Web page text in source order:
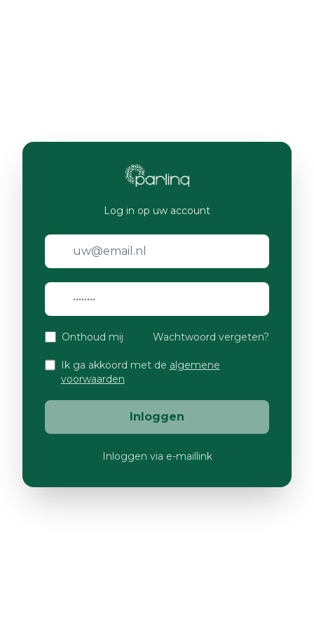
Log in op uw account
Onthoud mij Wachtwoord vergeten?
Ik ga akkoord met de algemene
voorwaarden
Inloggen
Inloggen via e-maillink